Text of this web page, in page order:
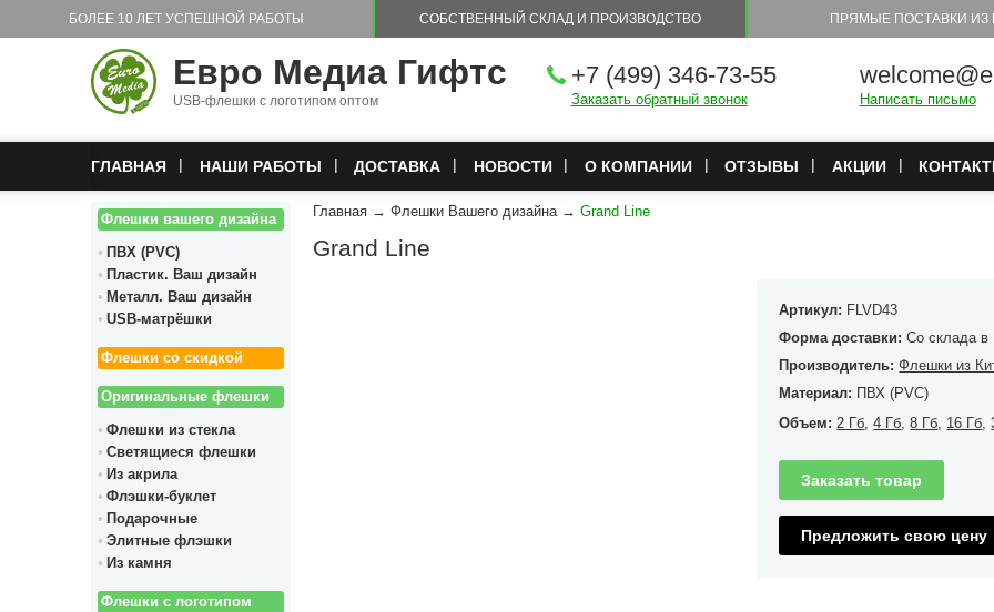
Перейти к основному содержанию
БОЛЕЕ 10 ЛЕТ УСПЕШНОЙ РАБОТЫ СОБСТВЕННЫЙ СКЛАД И ПРОИЗВОДСТВО ПРЯМЫЕ ПОСТАВКИ ИЗ
Евро Медиа Гифтс
USB-флешки с логотипом оптом
+7 (499) 346-73-55
Заказать обратный звонок Написать письмо
ГЛАВНАЯ НАШИ РАБОТЫ ДОСТАВКА НОВОСТИ О КОМПАНИИ ОТЗЫВЫ АКЦИИ
Флешки вашего дизайна
ПВХ (PVC)
Пластик. Ваш дизайн
Металл. Ваш дизайн
USB-матрёшки
Флешки со скидкой
Оригинальные флешки
Флешки из стекла
Светящиеся флешки
Из акрила
Флэшки-буклет
Подарочные
Элитные флэшки
Из камня
Флешки с логотипом
Главная → Флешки Вашего дизайна → Grand Line
Grand Line
Артикул: FLVD43
Форма доставки:Со склада в
Производитель:Флешки из
Материал: ПВХ (PVC)
Объем: 2 Гб ,4 Гб ,8 Гб 16 Гб ,
Заказать товар
Предложить свою цену